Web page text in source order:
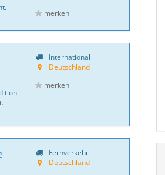
merken
International
Deutschland
merken
Fernverkehr
Deutschland